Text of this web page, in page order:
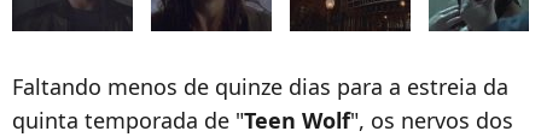
Faltando menos de quinze dias para a estreia da
quinta temporada de "Teen Wolf", os nervos dos